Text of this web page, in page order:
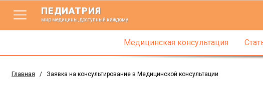
ПЕДИАТРИЯ
мир медицины, доступный каждому
Медицинская консультация
Главная / Заявка на консультирование в Медицинской консультации